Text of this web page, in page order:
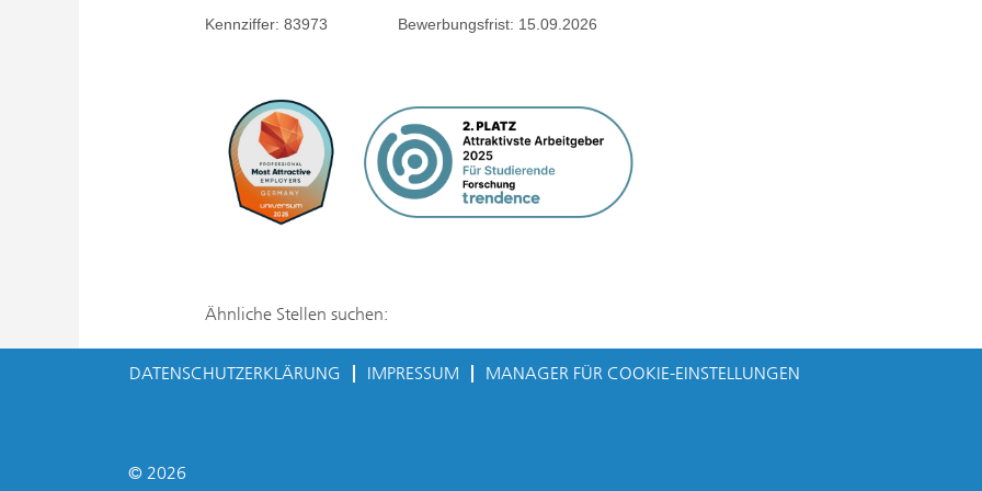
Kennziffer: 83973 Bewerbungsfrist: 15.09.2026
Ähnliche Stellen suchen:
DATENSCHUTZERKLÄRUNG IMPRESSUM MANAGER FÜR COOKIE-EINSTELLUNGEN
© 2026